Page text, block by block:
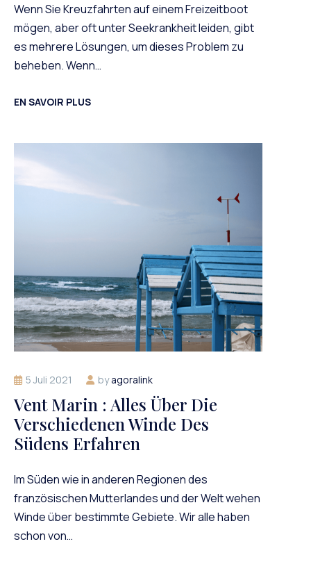
Wenn Sie Kreuzfahrten auf einem Freizeitboot
mögen, aber oft unter Seekrankheit leiden, gibt
es mehrere Lösungen, um dieses Problem zu
beheben. Wenn…
EN SAVOIR PLUS
5 Juli 2021 byagoralink
Vent Marin : Alles Über Die
Verschiedenen Winde Des
Südens Erfahren
Im Süden wie in anderen Regionen des
französischen Mutterlandes und der Welt wehen
Winde über bestimmte Gebiete. Wir alle haben
schon von…